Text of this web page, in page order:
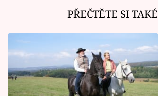
PŘEČTĚTE SI TAKÉ